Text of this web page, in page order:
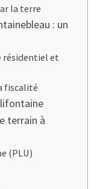
la terre
: un
résidentiel et
fiscalité
terrain à
(PLU)